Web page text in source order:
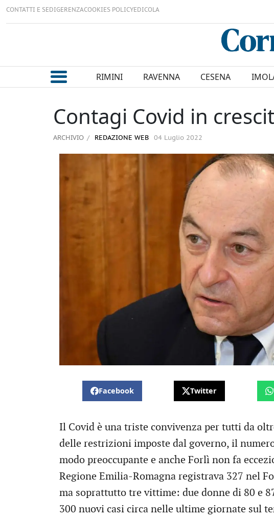
CONTATTI E SEDIGERENZACOOKIES POLICYEDICOLA
RIMINI RAVENNA CESENA
Contagi Covid in
ARCHIVIO REDAZIONE WEB 04 Luglio 2022
Facebook Twitter
Il Covid è una triste convivenza per tutti da
delle restrizioni imposte dal governo, il
modo preoccupante e anche Forlì non fa
Regione Emilia-Romagna registrava 327 nel
ma soprattutto tre vittime: due donne di 80 e
300 nuovi casi circa nelle ultime giornate sul